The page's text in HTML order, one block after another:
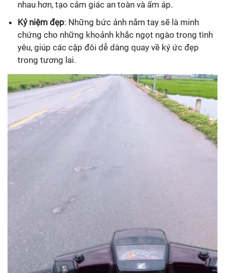
nhau hơn, tạo cảm giác an toàn và ấm áp.
Kỷ niệm đẹp: Những bức ảnh nắm tay sẽ là minh
chứng cho những khoảnh khắc ngọt ngào trong tình
yêu, giúp các cặp đôi dễ dàng quay về ký ức đẹp
trong tương lai.